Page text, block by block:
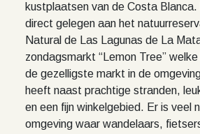
kustplaatsen van de Costa
direct gelegen aan het
Natural de Las Lagunas de La
zondagsmarkt “Lemon Tree”
de gezelligste markt in de
heeft naast prachtige stranden,
en een fijn winkelgebied. Er is veel
omgeving waar wandelaars,